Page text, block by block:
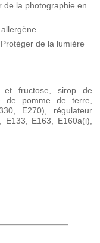
de la photographie en
de la lumière
fructose, sirop de
de pomme de terre,
E270), régulateur
E163, E160a(i),